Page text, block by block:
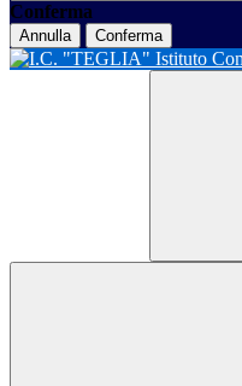
Conferma
Annulla Conferma
Istituto